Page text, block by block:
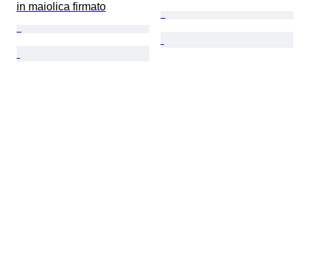
in maiolica firmato